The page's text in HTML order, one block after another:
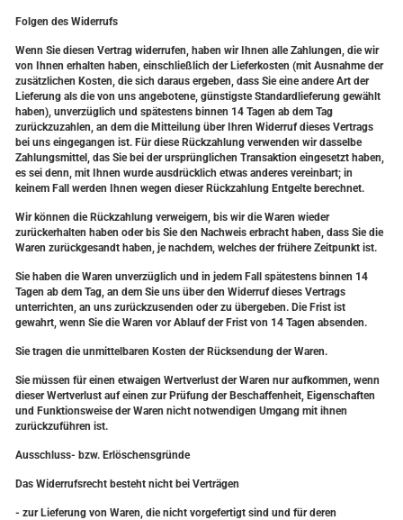
Folgen des Widerrufs
Wenn Sie diesen Vertrag widerrufen, haben wir Ihnen alle Zahlungen, die wir
von Ihnen erhalten haben, einschließlich der Lieferkosten (mit Ausnahme der
zusätzlichen Kosten, die sich daraus ergeben, dass Sie eine andere Art der
Lieferung als die von uns angebotene, günstigste Standardlieferung gewählt
haben), unverzüglich und spätestens binnen 14 Tagen ab dem Tag
zurückzuzahlen, an dem die Mitteilung über Ihren Widerruf dieses Vertrags
bei uns eingegangen ist. Für diese Rückzahlung verwenden wir dasselbe
Zahlungsmittel, das Sie bei der ursprünglichen Transaktion eingesetzt haben,
es sei denn, mit Ihnen wurde ausdrücklich etwas anderes vereinbart; in
keinem Fall werden Ihnen wegen dieser Rückzahlung Entgelte berechnet.
Wir können die Rückzahlung verweigern, bis wir die Waren wieder
zurückerhalten haben oder bis Sie den Nachweis erbracht haben, dass Sie die
Waren zurückgesandt haben, je nachdem, welches der frühere Zeitpunkt ist.
Sie haben die Waren unverzüglich und in jedem Fall spätestens binnen 14
Tagen ab dem Tag, an dem Sie uns über den Widerruf dieses Vertrags
unterrichten, an uns zurückzusenden oder zu übergeben. Die Frist ist
gewahrt, wenn Sie die Waren vor Ablauf der Frist von 14 Tagen absenden.
Sie tragen die unmittelbaren Kosten der Rücksendung der Waren.
Sie müssen für einen etwaigen Wertverlust der Waren nur aufkommen, wenn
dieser Wertverlust auf einen zur Prüfung der Beschaffenheit, Eigenschaften
und Funktionsweise der Waren nicht notwendigen Umgang mit ihnen
zurückzuführen ist.
Ausschluss- bzw. Erlöschensgründe
Das Widerrufsrecht besteht nicht bei Verträgen
- zur Lieferung von Waren, die nicht vorgefertigt sind und für deren